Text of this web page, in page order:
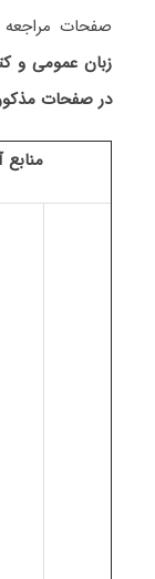
صفحات مراجعه
زبان عمومی و
در صفحات